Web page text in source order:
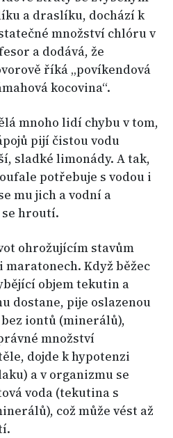
a draslíku, dochází k
množství chlóru v
a dodává, že
říká „povíkendová
kocovina“.
mnoho lidí chybu v tom,
pijí čistou vodu
sladké limonády. A tak,
potřebuje s vodou i
mu jich a vodní a
hroutí.
ohrožujícím stavům
Když běžec
objem tekutin a
dostane, pije oslazenou
iontů (minerálů),
množství
dojde k hypotenzi
a v organizmu se
voda (tekutina s
což může vést až